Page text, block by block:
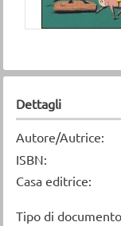
Dettagli
Autore/Autrice:
ISBN:
Casa editrice:
Tipo di documento